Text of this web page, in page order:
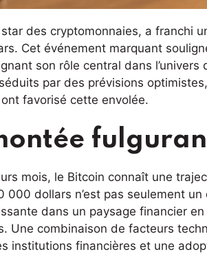
des cryptomonnaies, a franchi
Cet événement marquant
son rôle central dans
par des prévisions
favorisé cette envolée.
mois, le Bitcoin connaît une
000 dollars n’est pas seulement
dans un paysage financier
Une combinaison de facteurs
institutions financières et une